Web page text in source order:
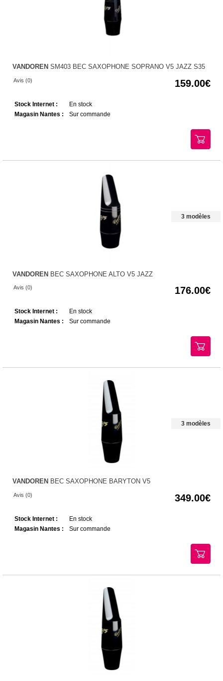
VANDOREN SM403 BEC SAXOPHONE SOPRANO V5 JAZZ S35
Avis (0) 159.00
Stock Internet :
En stock
Magasin Nantes :
Sur commande
3 modèles
VANDOREN BEC SAXOPHONE ALTO V5 JAZZ
Avis (0) 176.00
Stock Internet :
En stock
Magasin Nantes :
Sur commande
3 modèles
VANDOREN BEC SAXOPHONE BARYTON V5
Avis (0) 349.00
Stock Internet :
En stock
Magasin Nantes :
Sur commande